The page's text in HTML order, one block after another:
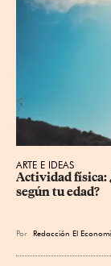
ARTE E IDEAS
Actividad física:
según tu edad?
Por Redacción El